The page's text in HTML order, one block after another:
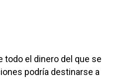
todo el dinero del que se
podría destinarse a